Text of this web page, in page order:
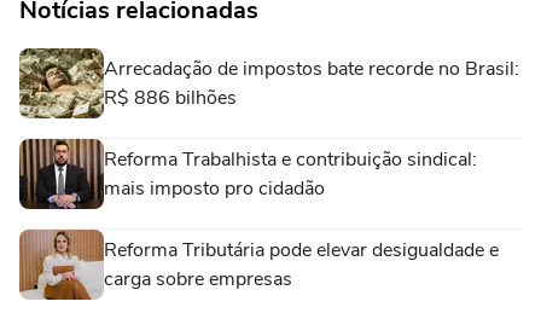
Notícias relacionadas
Arrecadação de impostos bate recorde no Brasil:
R$ 886 bilhões
Reforma Trabalhista e contribuição sindical:
mais imposto pro cidadão
Reforma Tributária pode elevar desigualdade e
carga sobre empresas